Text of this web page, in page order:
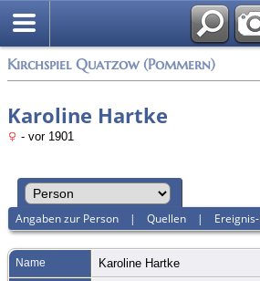
Kirchspiel Quatzow (Pommern)
Karoline Hartke
- vor 1901
Angaben zur Person |Quellen |
Name Karoline Hartke